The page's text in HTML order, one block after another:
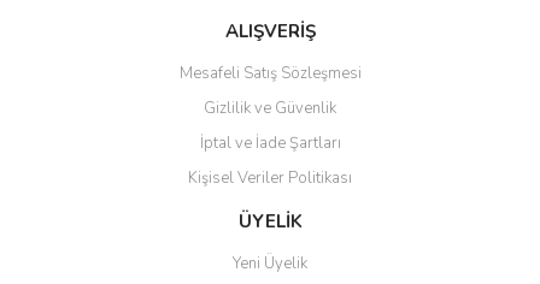
ALIŞVERİŞ
Mesafeli Satış Sözleşmesi
Gizlilik ve Güvenlik
İptal ve İade Şartları
Kişisel Veriler Politikası
ÜYELİK
Yeni Üyelik